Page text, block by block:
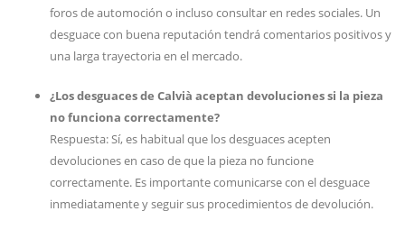
foros de automoción o incluso consultar en redes sociales. Un
desguace con buena reputación tendrá comentarios positivos y
una larga trayectoria en el mercado.
¿Los desguaces de Calvià aceptan devoluciones si la pieza
no funciona correctamente?
Respuesta: Sí, es habitual que los desguaces acepten
devoluciones en caso de que la pieza no funcione
correctamente. Es importante comunicarse con el desguace
inmediatamente y seguir sus procedimientos de devolución.